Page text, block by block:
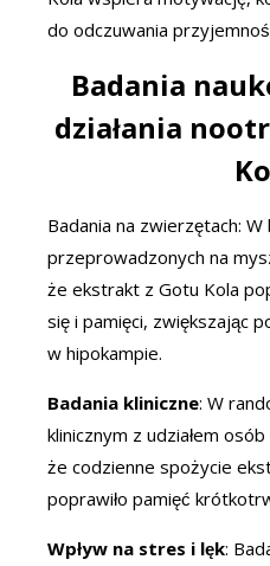
do odczuwania
Badania
działania
Badania na zwierzętach: W
przeprowadzonych na
że ekstrakt z Gotu Kola
się i pamięci, zwiększając
w hipokampie.
Badania kliniczne: W
klinicznym z udziałem
że codzienne spożycie
poprawiło pamięć
Wpływ na stres i lęk: